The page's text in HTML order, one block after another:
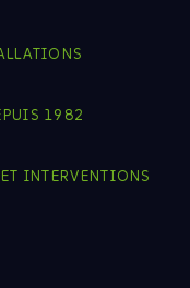
1982
INTERVENTIONS